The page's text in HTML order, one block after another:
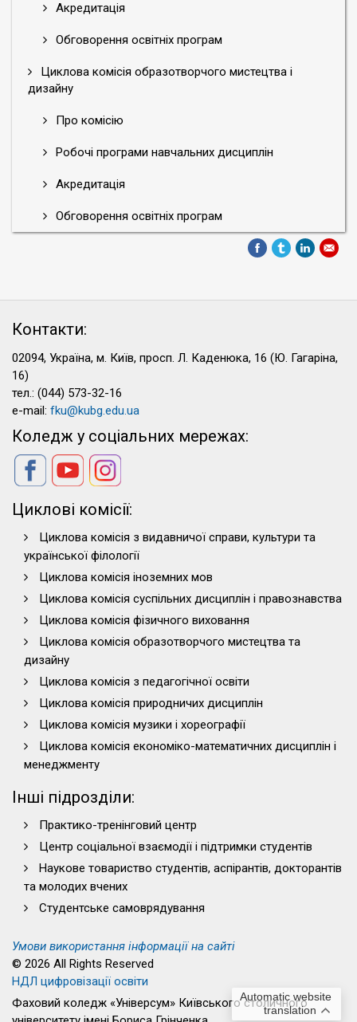
Акредитація
Обговорення освітніх програм
Циклова комісія образотворчого мистецтва і
дизайну
Про комісію
Робочі програми навчальних дисциплін
Акредитація
Обговорення освітніх програм
Automatic website
translation
Контакти:
02094, Україна, м. Київ, просп. Л. Каденюка, 16 (Ю. Гагаріна,
16)
тел.: (044) 573-32-16
e-mail: fku@kubg.edu.ua
Коледж у соціальних мережах:
Циклові комісії:
Циклова комісія з видавничої справи, культури та
української філології
Циклова комісія іноземних мов
Циклова комісія суспільних дисциплін і правознавства
Циклова комісія фізичного виховання
Циклова комісія образотворчого мистецтва та
дизайну
Циклова комісія з педагогічної освіти
Циклова комісія природничих дисциплін
Циклова комісія музики і хореографії
Циклова комісія економіко-математичних дисциплін і
менеджменту
Інші підрозділи:
Практико-тренінговий центр
Центр соціальної взаємодії і підтримки студентів
Наукове товариство студентів, аспірантів, докторантів
та молодих вчених
Студентське самоврядування
Умови використання інформації на сайті
© 2026 All Rights Reserved
НДЛ цифровізації освіти
Фаховий коледж «Універсум» Київського столичного